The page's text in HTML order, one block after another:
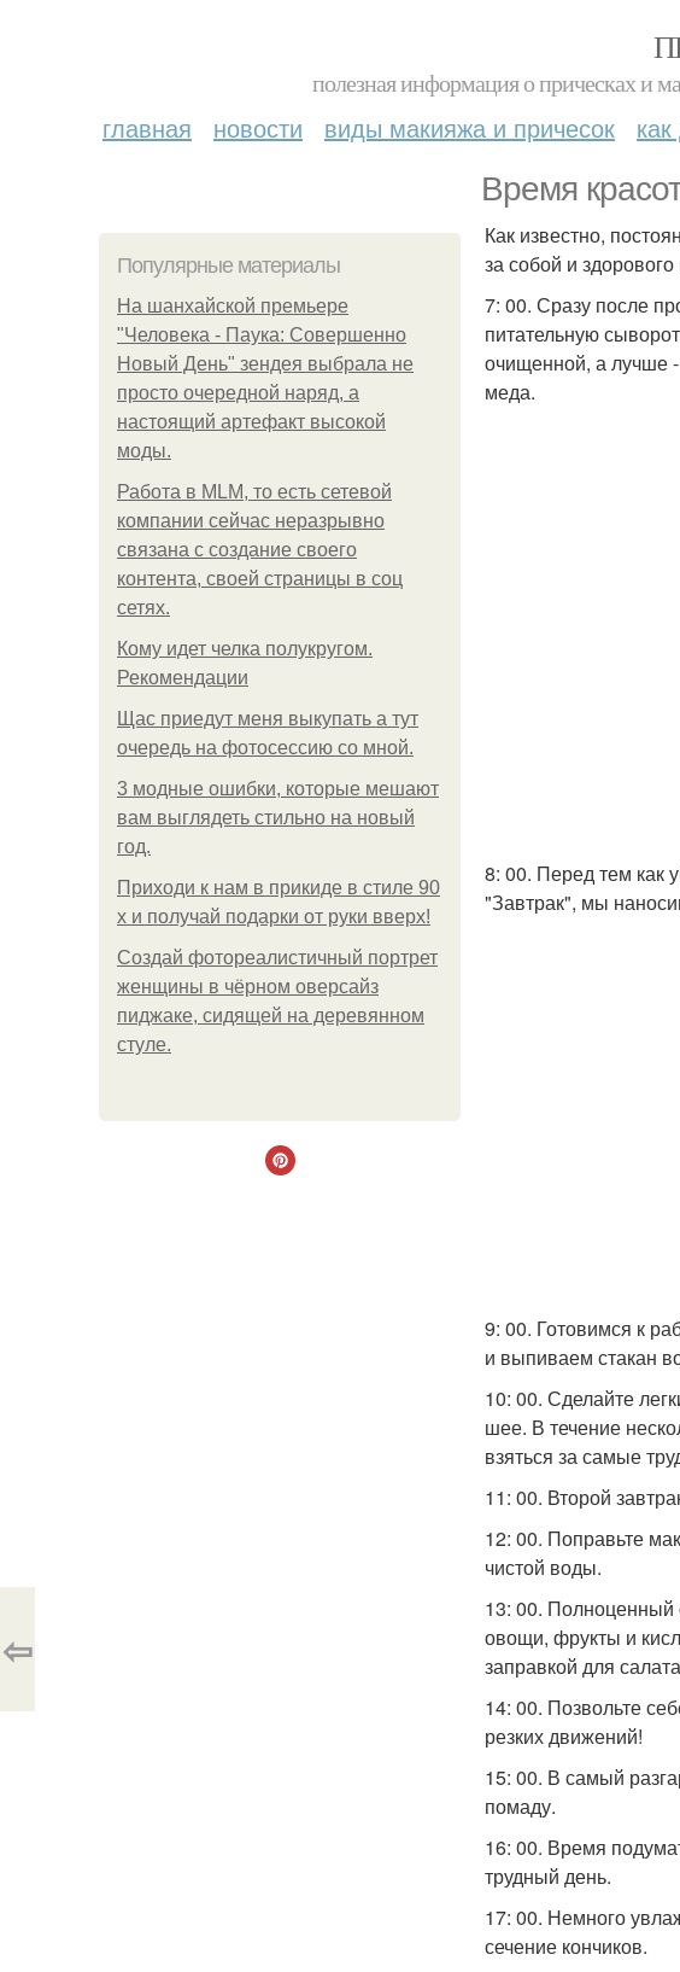
полезная информация о прическах и
главная новости виды макияжа и причесок
Время
Популярные материалы
На шанхайской премьере
"Человека - Паука: Совершенно
Новый День" зендея выбрала не
просто очередной наряд, а
настоящий артефакт высокой
моды.
Работа в MLM, то есть сетевой
компании сейчас неразрывно
связана с создание своего
контента, своей страницы в соц
сетях.
Кому идет челка полукругом.
Рекомендации
Щас приедут меня выкупать а тут
очередь на фотосессию со мной.
3 модные ошибки, которые мешают
вам выглядеть стильно на новый
год.
Приходи к нам в прикиде в стиле 90
х и получай подарки от руки вверх!
Создай фотореалистичный портрет
женщины в чёрном оверсайз
пиджаке, сидящей на деревянном
стуле.
Как известно,
за собой и
7: 00. Сразу после
питательную
очищенной, а лучше
меда.
8: 00. Перед тем как
"Завтрак", мы
9: 00. Готовимся к
и выпиваем стакан
10: 00. Сделайте
шее. В течение
взяться за самые
11: 00. Второй
12: 00. Поправьте
чистой воды.
13: 00. Полноценный
овощи, фрукты и
заправкой для
14: 00. Позвольте
резких движений!
15: 00. В самый
помаду.
16: 00. Время
трудный день.
17: 00. Немного
сечение кончиков.
⇦